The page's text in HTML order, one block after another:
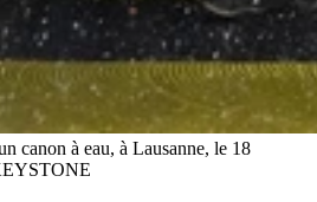
canon à eau, à Lausanne, le 18